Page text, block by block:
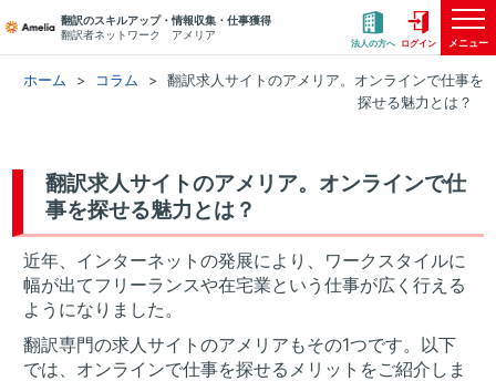
翻訳のスキルアップ・情報収集・仕事獲得
翻訳者ネットワーク アメリア
法人の方へ ログイン メニュー
ホーム コラム
翻訳求人サイトのアメリア。オンラインで仕事を
探せる魅力とは？
翻訳求人サイトのアメリア。オンラインで仕
事を探せる魅力とは？
近年、インターネットの発展により、ワークスタイルに
幅が出てフリーランスや在宅業という仕事が広く行える
ようになりました。
翻訳専門の求人サイトのアメリアもその1つです。以下
では、オンラインで仕事を探せるメリットをご紹介しま